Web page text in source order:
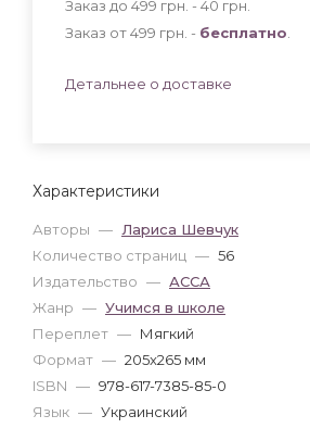
Характеристики
Авторы — Лариса Шевчук
Количество страниц — 56
Издательство — АССА
Жанр — Учимся в школе
Переплет — Мягкий
Формат — 205x265 мм
ISBN — 978-617-7385-85-0
Язык — Украинский
Заказ до 499 грн. - 40 грн
Заказ от 499 грн. - бесплатно
Детальнее о доставке